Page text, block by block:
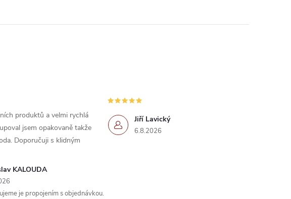
KALOUDA
produktů a velmi rychlá
jsem opakovaně takže
Doporučuji s klidným
Jiří Lavický
6.8.2026
je propojením s objednávkou.